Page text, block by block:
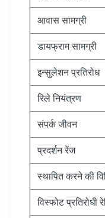
आवास सामग्री
डायफ्राम सामग्री
इन्सुलेशन प्रतिरोध
रिले नियंत्रण
संपर्क जीवन
प्रदर्शन रेंज
स्थापित करने की
विस्फोट प्रतिरोधी